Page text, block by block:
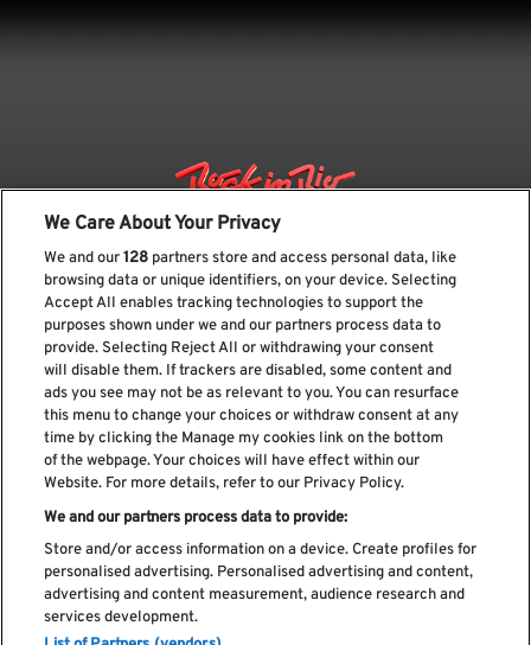
Suscríbase a nuestro boletín
He leído y acepto el Política de privacidad
We Care About Your Privacy
We and our128 partners store and access personal data, like
browsing data or unique identifiers, on your device. Selecting
Accept All enables tracking technologies to support the
purposes shown under we and our partners process data to
provide. Selecting Reject All or withdrawing your consent
will disable them. If trackers are disabled, some content and
ads you see may not be as relevant to you. You can resurface
this menu to change your choices or withdraw consent at any
time by clicking the Manage my cookies link on the bottom
of the webpage. Your choices will have effect within our
Website. For more details, refer to our Privacy Policy.
We and our partners process data to provide:
Store and/or access information on a device. Create profiles for
personalised advertising. Personalised advertising and content,
advertising and content measurement, audience research and
services development.